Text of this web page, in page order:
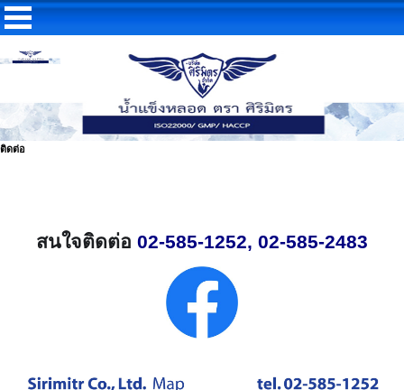
ขายน้ำแข็ง,น้ำแข็งหลอด,ขายส่งน้ำแข็ง,ขายน้ำแข็งหลอด
ติดต่อ
สนใจติดต่อ 02-585-1252, 02-585-2483